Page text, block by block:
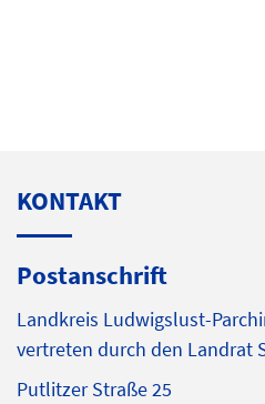
KONTAKT
Postanschrift
Landkreis Ludwigslust-
vertreten durch den Landrat
Putlitzer Straße 25